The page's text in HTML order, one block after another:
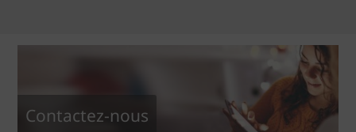
Contactez-nous